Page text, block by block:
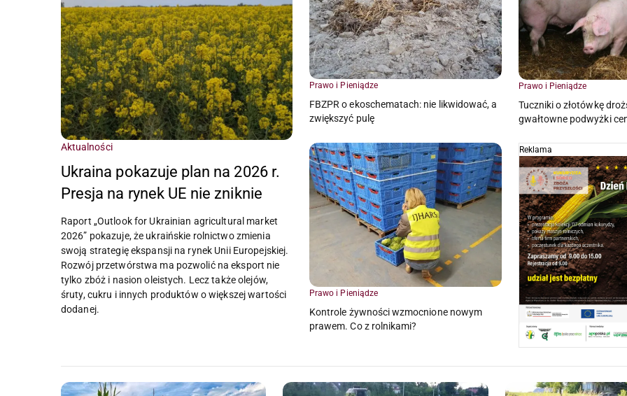
Aktualności
Ukraina pokazuje plan na 2026 r.
Presja na rynek UE nie zniknie
Raport „Outlook for Ukrainian agricultural market
2026” pokazuje, że ukraińskie rolnictwo zmienia
swoją strategię ekspansji na rynek Unii Europejskiej.
Rozwój przetwórstwa ma pozwolić na eksport nie
tylko zbóż i nasion oleistych. Lecz także olejów,
śruty, cukru i innych produktów o większej wartości
dodanej.
Prawo i Pieniądze
FBZPR o ekoschematach: nie likwidować, a
zwiększyć pulę
Prawo i Pieniądze
Tuczniki o złotówkę
gwałtowne podwyżki
Prawo i Pieniądze
Kontrole żywności wzmocnione nowym
prawem. Co z rolnikami?
Reklama